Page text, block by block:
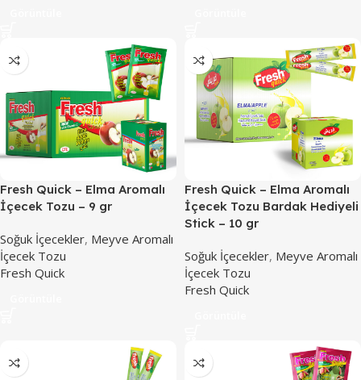
Fresh Quick – Elma Aromalı
İçecek Tozu – 9 gr
Soğuk İçecekler, Meyve Aromalı
İçecek Tozu
Fresh Quick
Fresh Quick – Elma Aromalı
İçecek Tozu Bardak Hediyeli
Stick – 10 gr
Soğuk İçecekler, Meyve Aromalı
İçecek Tozu
Fresh Quick